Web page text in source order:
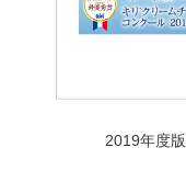
2019年度版